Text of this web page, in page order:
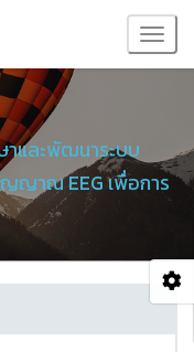
และพัฒนาระบบ
ญาณ EEG เพื่อการ